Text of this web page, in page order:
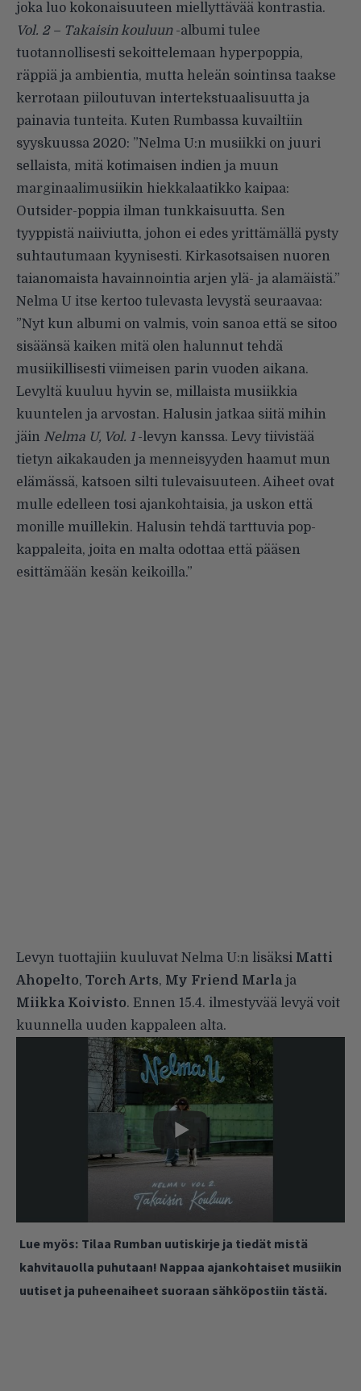
joka luo kokonaisuuteen miellyttävää kontrastia.
Vol. 2 – Takaisin kouluun-albumi tulee
tuotannollisesti sekoittelemaan hyperpoppia,
räppiä ja ambientia, mutta heleän sointinsa taakse
kerrotaan piiloutuvan intertekstuaalisuutta ja
painavia tunteita. Kuten Rumbassa kuvailtiin
syyskuussa 2020: ”Nelma U:n musiikki on juuri
sellaista, mitä kotimaisen indien ja muun
marginaalimusiikin hiekkalaatikko kaipaa:
Outsider-poppia ilman tunkkaisuutta. Sen
tyyppistä naiiviutta, johon ei edes yrittämällä pysty
suhtautumaan kyynisesti. Kirkasotsaisen nuoren
taianomaista havainnointia arjen ylä- ja alamäistä.”
Nelma U itse kertoo tulevasta levystä seuraavaa:
”Nyt kun albumi on valmis, voin sanoa että se sitoo
sisäänsä kaiken mitä olen halunnut tehdä
musiikillisesti viimeisen parin vuoden aikana.
Levyltä kuuluu hyvin se, millaista musiikkia
kuuntelen ja arvostan. Halusin jatkaa siitä mihin
jäin Nelma U, Vol. 1-levyn kanssa. Levy tiivistää
tietyn aikakauden ja menneisyyden haamut mun
elämässä, katsoen silti tulevaisuuteen. Aiheet ovat
mulle edelleen tosi ajankohtaisia, ja uskon että
monille muillekin. Halusin tehdä tarttuvia pop-
kappaleita, joita en malta odottaa että pääsen
esittämään kesän keikoilla.”
Levyn tuottajiin kuuluvat Nelma U:n lisäksi Matti
Ahopelto, Torch Arts, My Friend Marlaja
Miikka Koivisto. Ennen 15.4. ilmestyvää levyä voit
kuunnella uuden kappaleen alta.
Lue myös: Tilaa Rumban uutiskirje ja tiedät mistä
kahvitauolla puhutaan! Nappaa ajankohtaiset musiikin
uutiset ja puheenaiheet suoraan sähköpostiin tästä.